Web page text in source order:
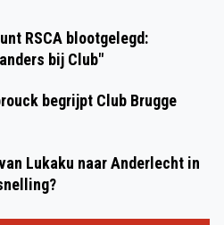
RSCA blootgelegd:
bij Club"
begrijpt Club Brugge
Lukaku naar Anderlecht in